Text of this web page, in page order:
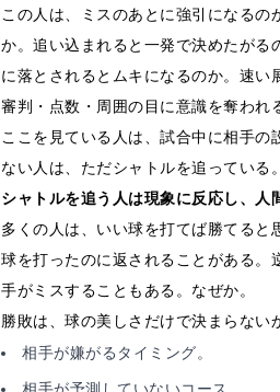
この人は、ミスのあとに強引になる
か。追い込まれると一発で決めたがる
に落とされるとムキになるのか。速い
審判・点数・周囲の目に意識を奪われ
ここを見ている人は、試合中に相手
ない人は、ただシャトルを追っている
シャトルを追う人は現象に反応し、人
多くの人は、いい球を打てば勝てると
球を打ったのに返されることがある。
手がミスすることもある。なぜか。
勝敗は、球の美しさだけで決まらない
相手が嫌がるタイミング。
相手が予測していないコース。